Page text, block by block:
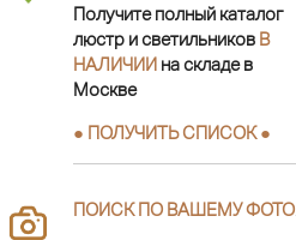
Получите полный каталог
люстр и светильников В
НАЛИЧИИ на складе в
Москве
● ПОЛУЧИТЬ СПИСОК ●
ПОИСК ПО ВАШЕМУ ФОТО